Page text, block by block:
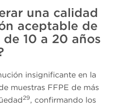
una calidad
aceptable de
10 a 20 años
insignificante en la
muestras FFPE de más
29, confirmando los